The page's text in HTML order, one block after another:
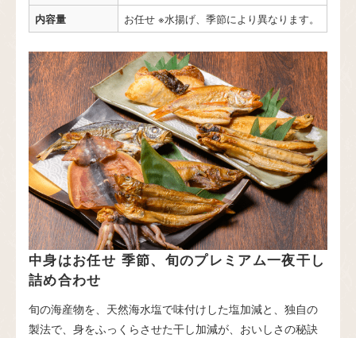
内容量
お任せ ※水揚げ、季節により異なります。
中身はお任せ 季節、旬のプレミアム一夜干し
詰め合わせ
旬の海産物を、天然海水塩で味付けした塩加減と、独自の
製法で、身をふっくらさせた干し加減が、おいしさの秘訣